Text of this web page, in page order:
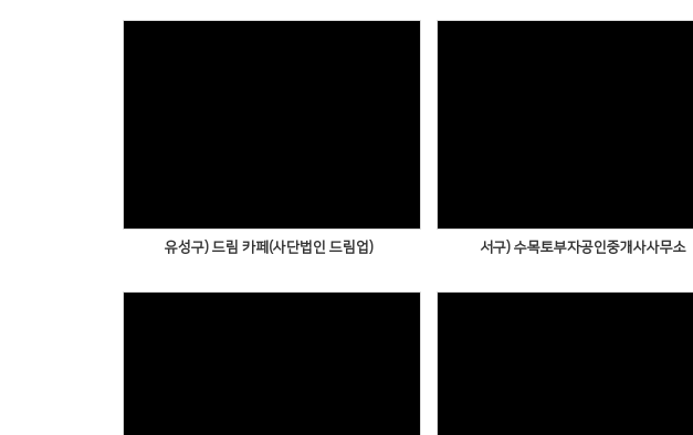
유성구) 드림 카페(사단법인 드림업) 서구) 수목토부자공인중개사사무소